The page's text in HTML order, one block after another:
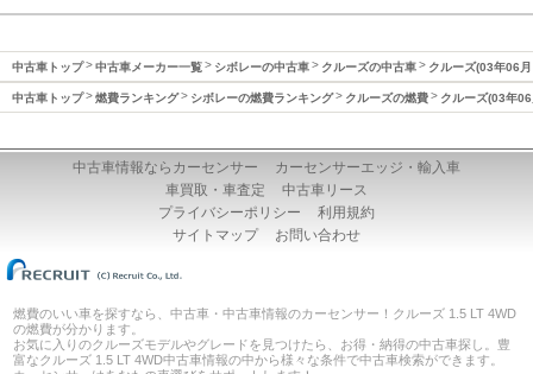
中古車トップ 中古車メーカー一覧 シボレーの中古車 クルーズの中古車 クルーズ(03年06
中古車トップ 燃費ランキング シボレーの燃費ランキング クルーズの燃費 クルーズ(03年
中古車情報ならカーセンサー
カーセンサーエッジ・輸入車
車買取・車査定
中古車リース
プライバシーポリシー
利用規約
サイトマップ
お問い合わせ
燃費のいい車を探すなら、中古車・中古車情報のカーセンサー！クルーズ 1.5 LT 4WD
の燃費が分かります。
お気に入りのクルーズモデルやグレードを見つけたら、お得・納得の中古車探し。豊
富なクルーズ 1.5 LT 4WD中古車情報の中から様々な条件で中古車検索ができます。